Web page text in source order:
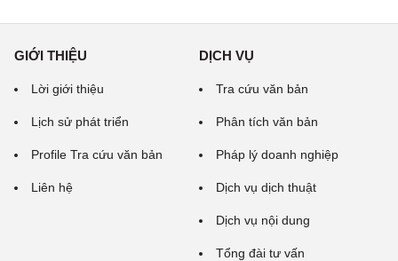
GIỚI THIỆU
Lời giới thiệu
Lịch sử phát triển
Profile Tra cứu văn bản
Liên hệ
DỊCH VỤ
Tra cứu văn bản
Phân tích văn bản
Pháp lý doanh nghiệp
Dịch vụ dịch thuật
Dịch vụ nội dung
Tổng đài tư vấn